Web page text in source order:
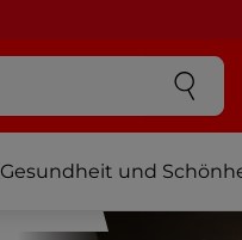
Gesundheit und